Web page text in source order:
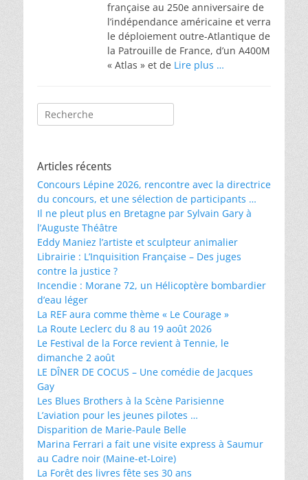
française au 250e anniversaire de
l’indépendance américaine et verra
le déploiement outre-Atlantique de
la Patrouille de France, d’un A400M
« Atlas » et de Lire plus …
Rechercher :
Articles récents
Concours Lépine 2026, rencontre avec la directrice
du concours, et une sélection de participants …
Il ne pleut plus en Bretagne par Sylvain Gary à
l’Auguste Théâtre
Eddy Maniez l’artiste et sculpteur animalier
Librairie : L’Inquisition Française – Des juges
contre la justice ?
Incendie : Morane 72, un Hélicoptère bombardier
d’eau léger
La REF aura comme thème « Le Courage »
La Route Leclerc du 8 au 19 août 2026
Le Festival de la Force revient à Tennie, le
dimanche 2 août
LE DÎNER DE COCUS – Une comédie de Jacques
Gay
Les Blues Brothers à la Scène Parisienne
L’aviation pour les jeunes pilotes …
Disparition de Marie-Paule Belle
Marina Ferrari a fait une visite express à Saumur
au Cadre noir (Maine-et-Loire)
La Forêt des livres fête ses 30 ans